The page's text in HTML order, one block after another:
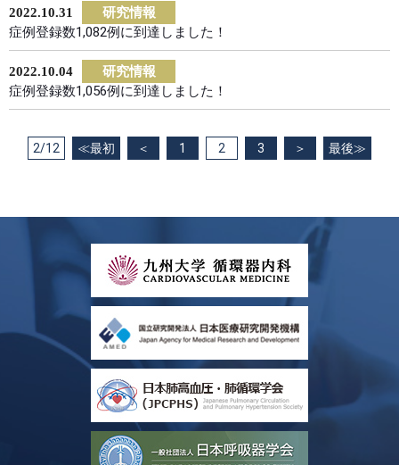
2022.10.31 研究情報
症例登録数1,082例に到達しました！
2022.10.04 研究情報
症例登録数1,056例に到達しました！
2/12 ≪最初 ＜ 1 2 3 ＞ 最後≫